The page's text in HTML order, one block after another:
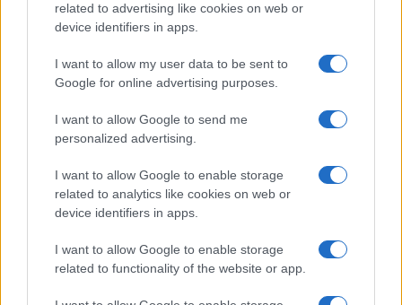
related to advertising like cookies on web or
device identifiers in apps.
I want to allow my user data to be sent to
Google for online advertising purposes.
I want to allow Google to send me
personalized advertising.
I want to allow Google to enable storage
related to analytics like cookies on web or
device identifiers in apps.
I want to allow Google to enable storage
related to functionality of the website or app.
E ancora oggi sono molti i Paesi in cui certe
burocrazie totalitarie . La nemesi continua, sulle
“popolo”!
Fabrizio Bonali, 11 agosto 2024
Nicolaporro.it è anche su Whatsapp. È sufficiente
cliccare quiper iscriversi al canale ed essere sempre